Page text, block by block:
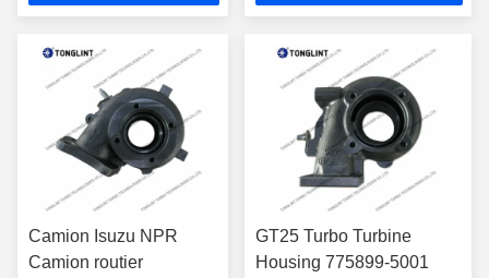
2506784C91
466741-0048
Camion Isuzu NPR
Camion routier
GT25 Turbo Turbine
Housing 775899-5001